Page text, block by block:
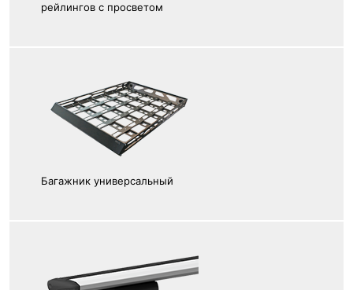
рейлингов с просветом
Багажник универсальный